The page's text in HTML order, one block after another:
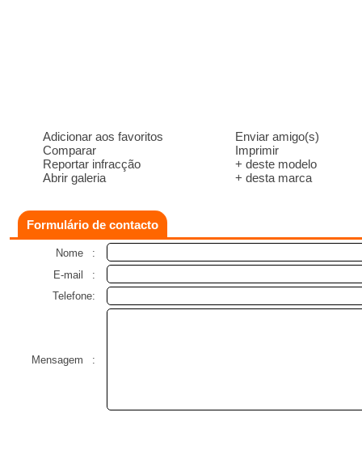
Adicionar aos favoritos
Comparar
Reportar infracção
Abrir galeria
Enviar amigo(s)
Imprimir
+ deste modelo
+ desta marca
Formulário de contacto
Nome
:
E-mail
:
Telefone:
Mensagem :